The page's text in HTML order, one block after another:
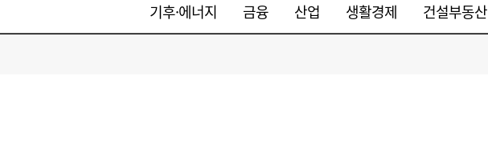
기후·에너지 금융 산업 생활경제 건설부동산